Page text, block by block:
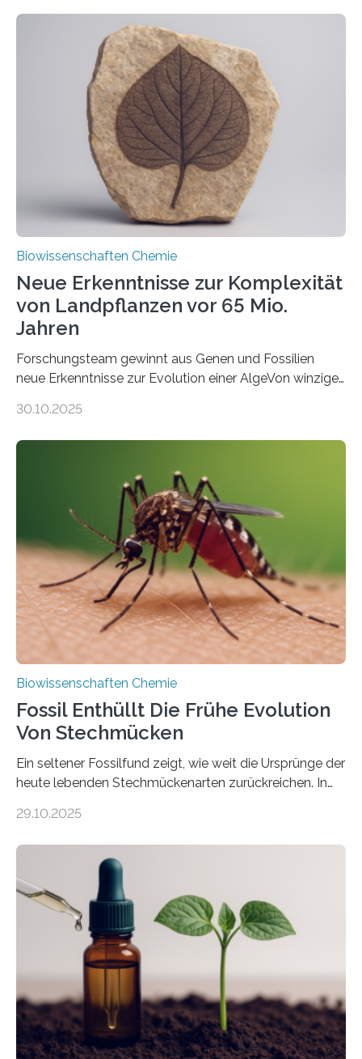
der Ruhr-Universität Bochum um Prof. Dr. Ralf Erdmann
und Dr. Ismaila Francis Yusuf hat nun einen bislang
unbekannten Qualitätskontrollmechanismus des
peroxisomalen Proteintransports in der Bäckerhefe
Saccharomyces cerevisiae entdeckt, der für die
Funktionsfähigkeit der Organellen entscheidend ist. Die
Studie wurde am 28. Oktober 2025 in der
Fachzeitschrift…
Biowissenschaften Chemie
Neue Erkenntnisse zur Komplexität
von Landpflanzen vor 65 Mio.
Jahren
Forschungsteam gewinnt aus Genen und Fossilien
neue Erkenntnisse zur Evolution einer AlgeVon winzigen
Landpflanzen zählen zu den komplexesten
Grünalgen, die vor Hunderten von Millionen Jahren
lebten. Unter den Vorfahren sticht eine Gruppe heraus,
die noch heute in der Natur vorkommt: die
Süßwasseralge Coleochaetophyceae. Einige Arten
dieser Gruppe bilden aus Zellfäden dichte Geflechte
mit scheibenförmiger Gestalt. Was auffällig ist: Die
nächsten…
30.10.2025
Biowissenschaften Chemie
Fossil Enthüllt Die Frühe Evolution
Von Stechmücken
Ein seltener Fossilfund zeigt, wie weit die Ursprünge der
heute lebenden Stechmückenarten zurückreichen. In
Forschende die bisher älteste bekannte Stechmücken-
Region Kachin in Myanmar und hat sich in
ausgezeichnetem Zustand erhalten. Es konnte als neue
Art einer neuen Gattung beschrieben werden und trägt
nun den Namen Cretosabethes primaevus. Dieser erste
fossile Nachweis einer Stechmückenlarve in Bernstein
stellt gleichzeitig den ersten Fossilfund einer
Mückenlarve aus dem Mesozoikum dar, denn…
29.10.2025